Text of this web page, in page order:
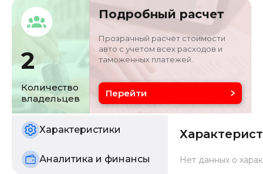
Кузов
кроссовер/
внедорожник
LHGRU1847N808515
Объём двигателя
1.5 л
Цвет
Состояние
б/у
2
Количество
владельцев
Подробный расчет
Прозрачный расчёт стоимости
авто с учетом всех расходов и
таможенных платежей.
Перейти
Характеристики
Аналитика и финансы Нет данных о